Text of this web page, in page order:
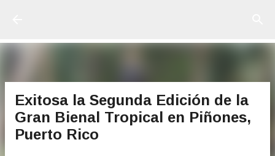
Exitosa la Segunda Edición de la
Gran Bienal Tropical en Piñones,
Puerto Rico